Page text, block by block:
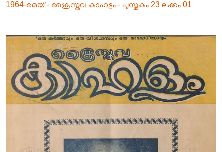
1964-മെയ് - ക്രൈസ്തവ കാഹളം - പുസ്തകം 23 ലക്കം 01